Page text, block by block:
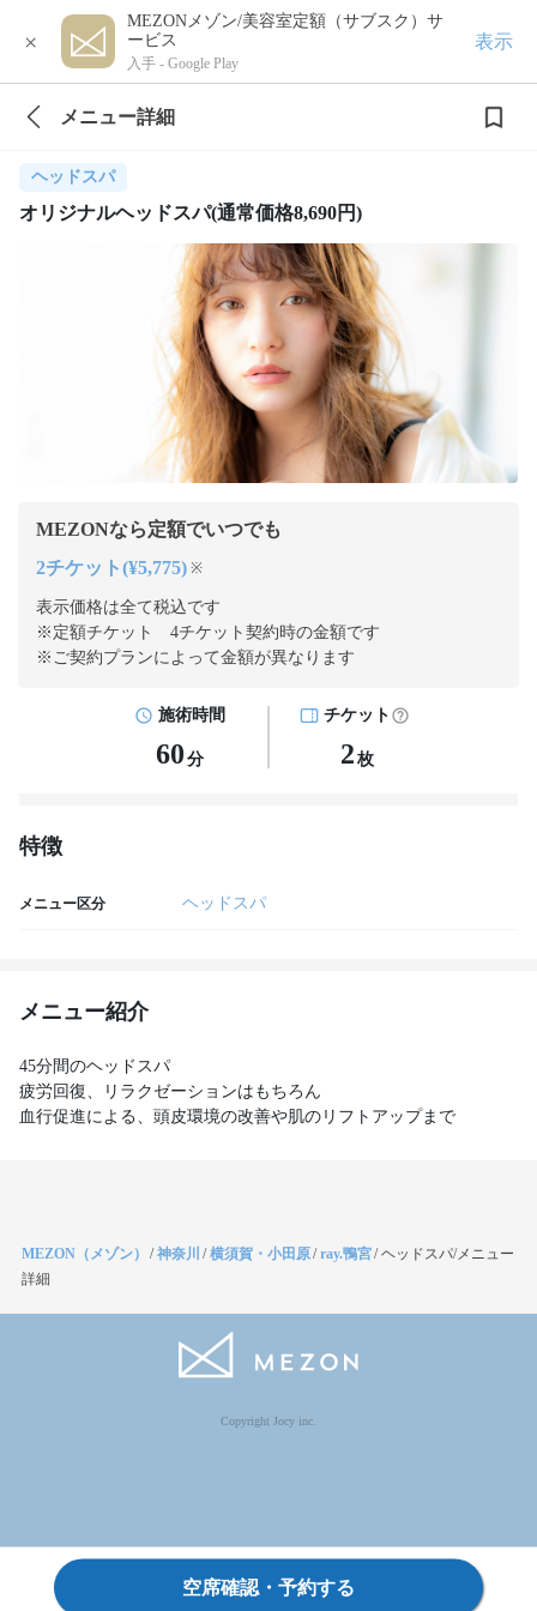
×
MEZONメゾン/美容室定額（サブスク）サ
ービス
入手 - Google Play
表示
メニュー詳細
ヘッドスパ
オリジナルヘッドスパ(通常価格8,690円)
MEZONなら定額でいつでも
2チケット(¥5,775) ※
表示価格は全て税込です
※定額チケット 4チケット契約時の金額です
※ご契約プランによって金額が異なります
施術時間
60 分
チケット
2 枚
特徴
メニュー区分 ヘッドスパ
メニュー紹介
45分間のヘッドスパ
疲労回復、リラクゼーションはもちろん
血行促進による、頭皮環境の改善や肌のリフトアップまで
MEZON（メゾン） /神奈川 /横須賀・小田原/ray.鴨宮/ヘッドスパ/メニュー
詳細
Copyright Jocy inc.
空席確認・予約する